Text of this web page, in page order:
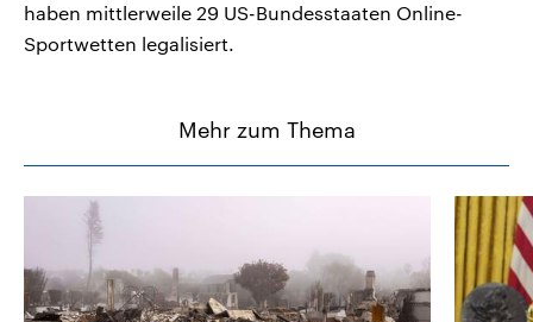
haben mittlerweile 29 US-Bundesstaaten Online-
Sportwetten legalisiert.
Mehr zum Thema